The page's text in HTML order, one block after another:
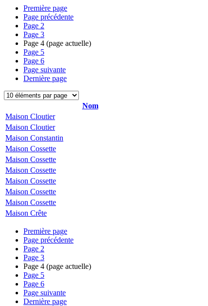
Première page
Page précédente
Page 2
Page 3
Page 4 (page actuelle)
Page 5
Page 6
Page suivante
Dernière page
Nom
Maison Cloutier
Maison Cloutier
Maison Constantin
Maison Cossette
Maison Cossette
Maison Cossette
Maison Cossette
Maison Cossette
Maison Cossette
Maison Crête
Première page
Page précédente
Page 2
Page 3
Page 4 (page actuelle)
Page 5
Page 6
Page suivante
Dernière page